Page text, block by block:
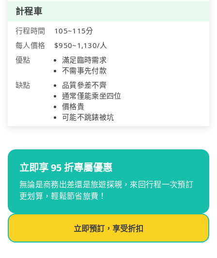
計程車
行程時間
105~115分
每人價格
$950~1,130/人
優點
滿足臨時需求
不需事先付款
缺點
品質參差不齊
通常僅能乘坐四位
價格貴
可能不跳錶被坑
立即享 95 折專屬優惠
無論是商務出差還是旅遊探親，來回行程一次預訂
更划算，輕鬆節省旅費！
立即預訂，享受折扣